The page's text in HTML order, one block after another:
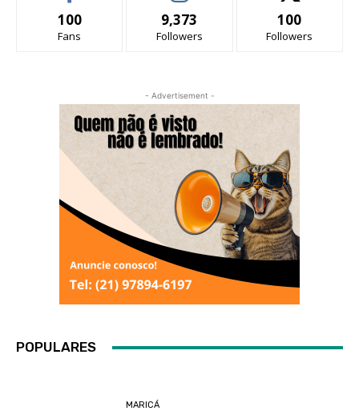
100
Fans
9,373
Followers
100
Followers
- Advertisement -
POPULARES
MARICÁ